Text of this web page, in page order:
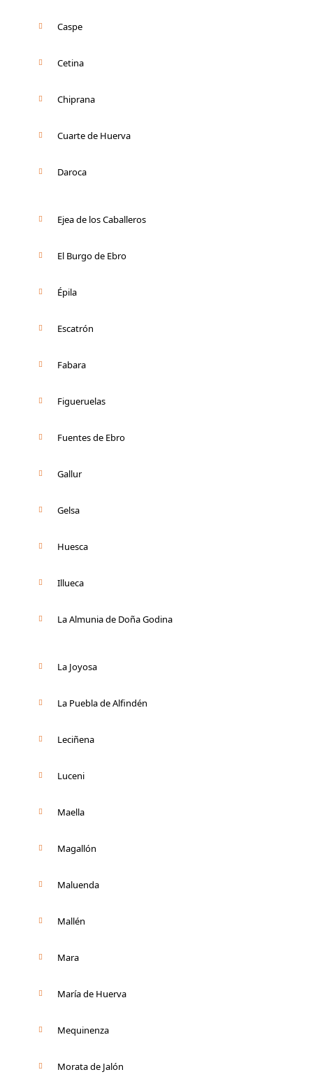
Caspe
Cetina
Chiprana
Cuarte de Huerva
Daroca
Ejea de los Caballeros
El Burgo de Ebro
Épila
Escatrón
Fabara
Figueruelas
Fuentes de Ebro
Gallur
Gelsa
Huesca
Illueca
La Almunia de Doña Godina
La Joyosa
La Puebla de Alfindén
Leciñena
Luceni
Maella
Magallón
Maluenda
Mallén
Mara
María de Huerva
Mequinenza
Morata de Jalón